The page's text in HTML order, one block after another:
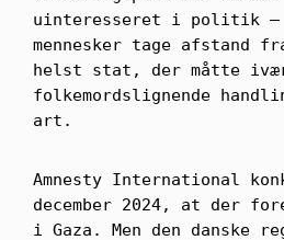
uinteresseret i politik
mennesker tage afstand
helst stat, der måtte
folkemordslignende
art.
Amnesty International
december 2024, at der
i Gaza. Men den danske